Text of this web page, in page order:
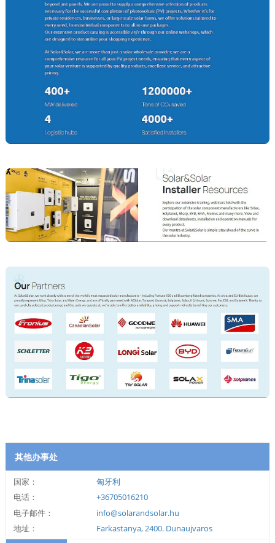
其他办事处
国家：
匈牙利
电话：
+36705016210
电子邮件：
info@solarandsolar.hu
地址：
Farkastanya, 2400. Dunaujvaros